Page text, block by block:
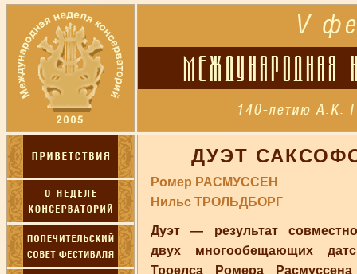
ДУЭТ
Ромер РАСМУССЕН
Нильс ТРОЛЬДБОРГ
Дуэт — результат
двух многообещающих
Троелса Ромера